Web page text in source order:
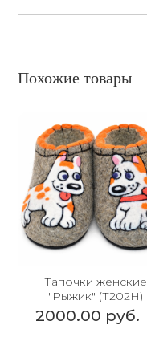
Похожие товары
Тапочки женские
"Рыжик" (Т202Н)
2000.00 руб.